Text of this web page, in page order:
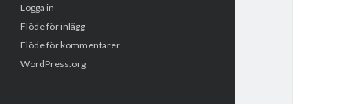
Logga in
Flöde för inlägg
Flöde för kommentarer
WordPress.org